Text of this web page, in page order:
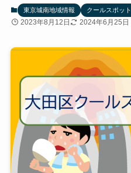
東京城南地域情報 クールスポット
2023年8月12日 2024年6月25日